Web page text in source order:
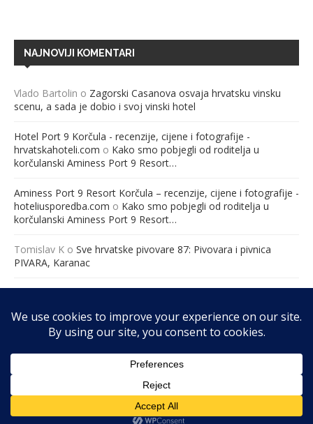
NAJNOVIJI KOMENTARI
Vlado Bartolin o Zagorski Casanova osvaja hrvatsku vinsku
scenu, a sada je dobio i svoj vinski hotel
Hotel Port 9 Korčula - recenzije, cijene i fotografije -
hrvatskahoteli.com o Kako smo pobjegli od roditelja u
korčulanski Aminess Port 9 Resort…
Aminess Port 9 Resort Korčula – recenzije, cijene i fotografije -
hoteliusporedba.com o Kako smo pobjegli od roditelja u
korčulanski Aminess Port 9 Resort…
Tomislav K o Sve hrvatske pivovare 87: Pivovara i pivnica
PIVARA, Karanac
„Ravnopravno roditeljstvo: Jučer, danas i sutra“ 19. ožujka
2026. godine u Zagrebu (Hotel Academia, 8:30 – 16:00 sati).